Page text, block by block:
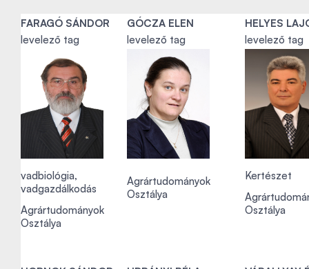
FARAGÓ SÁNDOR
levelező tag
vadbiológia,
vadgazdálkodás
Agrártudományok
Osztálya
GÓCZA ELEN
levelező tag
Agrártudományok
Osztálya
HELYES
levelező tag
Kertészet
Osztálya